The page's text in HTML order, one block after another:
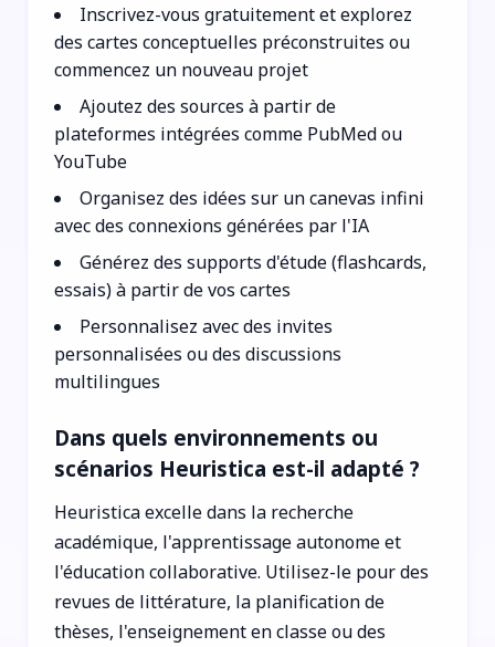
Inscrivez-vous gratuitement et explorez
des cartes conceptuelles préconstruites ou
commencez un nouveau projet
Ajoutez des sources à partir de
plateformes intégrées comme PubMed ou
YouTube
Organisez des idées sur un canevas infini
avec des connexions générées par l'IA
Générez des supports d'étude (flashcards,
essais) à partir de vos cartes
Personnalisez avec des invites
personnalisées ou des discussions
multilingues
Dans quels environnements ou
scénarios Heuristica est-il adapté ?
Heuristica excelle dans la recherche
académique, l'apprentissage autonome et
l'éducation collaborative. Utilisez-le pour des
revues de littérature, la planification de
thèses, l'enseignement en classe ou des